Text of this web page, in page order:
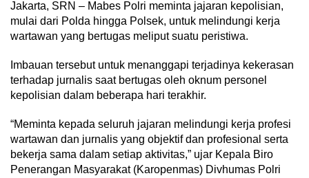
Jakarta, SRN – Mabes Polri meminta jajaran kepolisian,
mulai dari Polda hingga Polsek, untuk melindungi kerja
wartawan yang bertugas meliput suatu peristiwa.
Imbauan tersebut untuk menanggapi terjadinya kekerasan
terhadap jurnalis saat bertugas oleh oknum personel
kepolisian dalam beberapa hari terakhir.
“Meminta kepada seluruh jajaran melindungi kerja profesi
wartawan dan jurnalis yang objektif dan profesional serta
bekerja sama dalam setiap aktivitas,” ujar Kepala Biro
Penerangan Masyarakat (Karopenmas) Divhumas Polri